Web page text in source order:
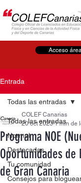
Acceso
Entrada
Todas las entradas
Normal
Destacadas
Tu comunidad
Consejos para
Todas las entradas
Programa NOE
Oportunidades de
de Gran Canaria
COLEF Canarias
20 oct 2023 1 min de